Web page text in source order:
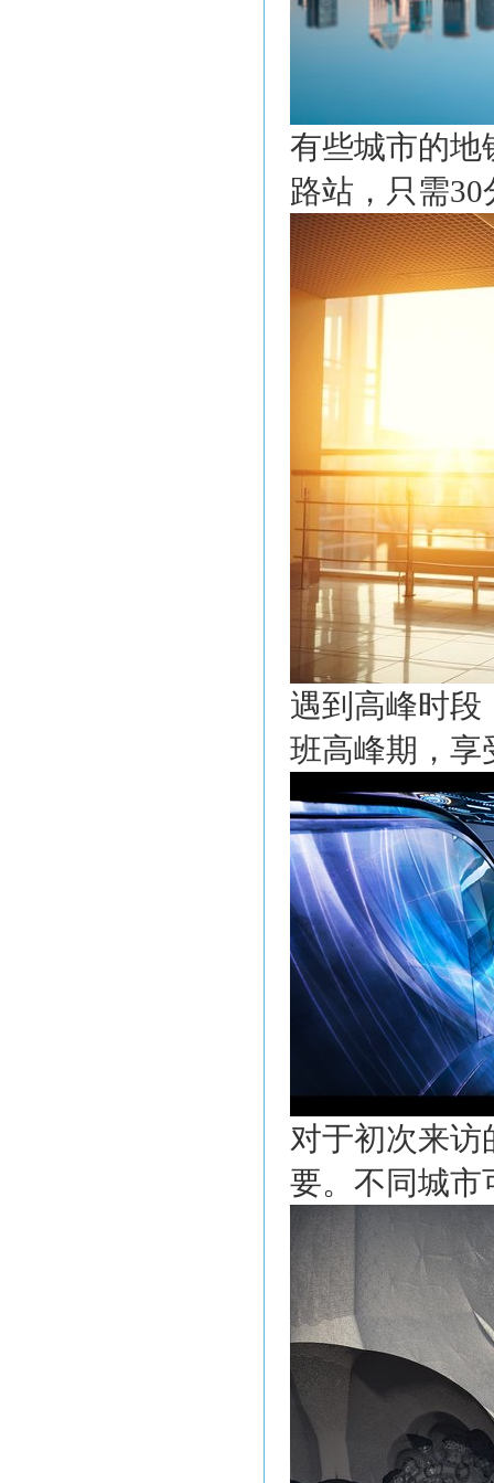
有些城市的地
路站，只需
遇到高峰时段
班高峰期，享
对于初次来
要。不同城市